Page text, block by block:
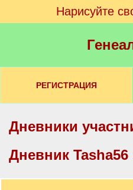
Нарисуйте
РЕГИСТРАЦИЯ
Дневники
Дневник Tasha56